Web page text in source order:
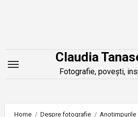
Claudia
Fotografie, povești,
Home Despre fotografie